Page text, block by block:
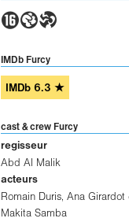
6GT
IMDb Furcy
IMDb 6.3 ★
cast & crew Furcy
regisseur
Abd Al Malik
acteurs
Romain Duris, Ana Girardot
Makita Samba